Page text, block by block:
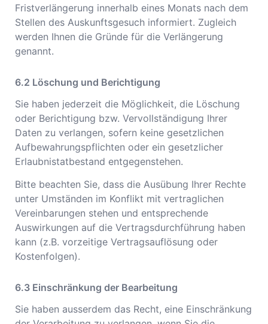
Fristverlängerung innerhalb eines Monats nach dem
Stellen des Auskunftsgesuch informiert. Zugleich
werden Ihnen die Gründe für die Verlängerung
genannt.
Löschung und Berichtigung
Sie haben jederzeit die Möglichkeit, die Löschung
oder Berichtigung bzw. Vervollständigung Ihrer
Daten zu verlangen, sofern keine gesetzlichen
Aufbewahrungspflichten oder ein gesetzlicher
Erlaubnistatbestand entgegenstehen.
Bitte beachten Sie, dass die Ausübung Ihrer Rechte
unter Umständen im Konflikt mit vertraglichen
Vereinbarungen stehen und entsprechende
Auswirkungen auf die Vertragsdurchführung haben
kann (z.B. vorzeitige Vertragsauflösung oder
Kostenfolgen).
Einschränkung der Bearbeitung
Sie haben ausserdem das Recht, eine Einschränkung